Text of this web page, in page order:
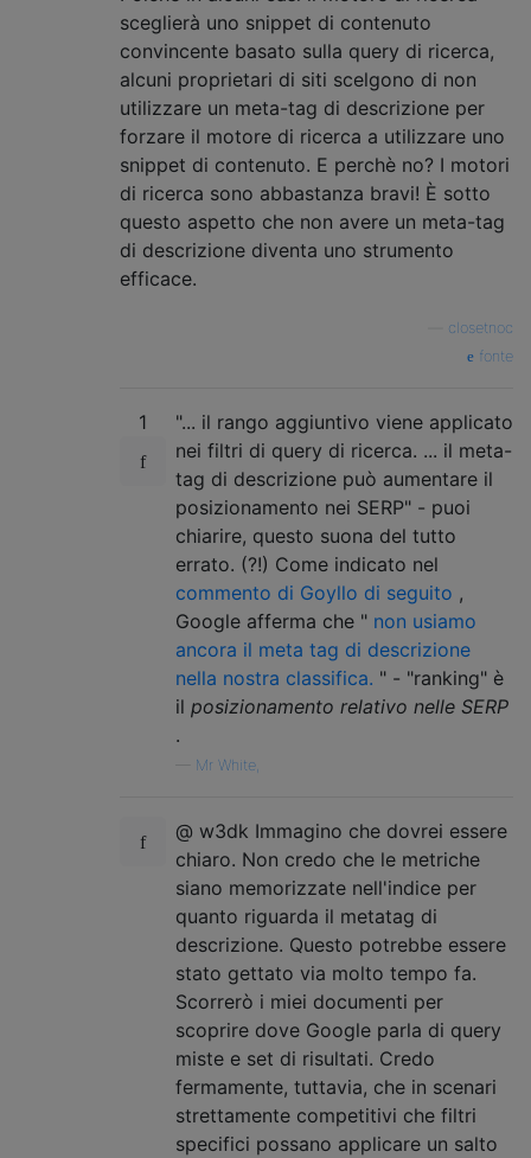
sceglierà uno snippet di contenuto
convincente basato sulla query di ricerca,
alcuni proprietari di siti scelgono di non
utilizzare un meta-tag di descrizione per
forzare il motore di ricerca a utilizzare uno
snippet di contenuto. E perchè no? I motori
di ricerca sono abbastanza bravi! È sotto
questo aspetto che non avere un meta-tag
di descrizione diventa uno strumento
efficace.
closetnoc
fonte
1
"... il rango aggiuntivo viene applicato
nei filtri di query di ricerca. ... il meta-
tag di descrizione può aumentare il
posizionamento nei SERP" - puoi
chiarire, questo suona del tutto
errato. (?!) Come indicato nel
commento di Goyllo di seguito ,
Google afferma che " non usiamo
ancora il meta tag di descrizione
nella nostra classifica. " - "ranking" è
il posizionamento relativo nelle SERP
.
Mr White,
@ w3dk Immagino che dovrei essere
chiaro. Non credo che le metriche
siano memorizzate nell'indice per
quanto riguarda il metatag di
descrizione. Questo potrebbe essere
stato gettato via molto tempo fa.
Scorrerò i miei documenti per
scoprire dove Google parla di query
miste e set di risultati. Credo
fermamente, tuttavia, che in scenari
strettamente competitivi che filtri
specifici possano applicare un salto